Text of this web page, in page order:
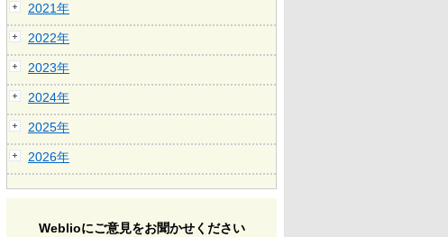
2021年
2022年
2023年
2024年
2025年
2026年
Weblioにご意見をお聞かせください